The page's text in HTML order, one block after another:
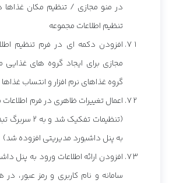
در منو مجازی / تنظیم مکان غذاها
تنظیم اطلاعات مجموعه
افزودن دکمه ای در فرم تنظیم
مجازی برای ایجاد گروه های غذایی
گروه غذاهای نرم افزار و انتساب غذاها
اعمال تغییرات ظاهری در فرم
(تنظیمات
به پنل داشبورد مدیریتی افزوده شد)
افزودن ارائه اطلاعات ورود به پنل
سامانه و نام کاربری و رمز عبور،